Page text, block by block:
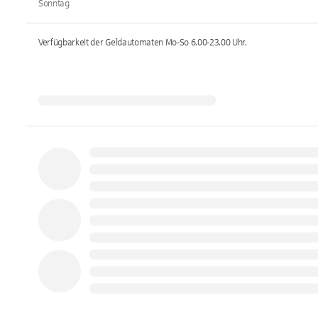
Sonntag
Verfügbarkeit der Geldautomaten Mo-So 6.00-23.00Uhr.